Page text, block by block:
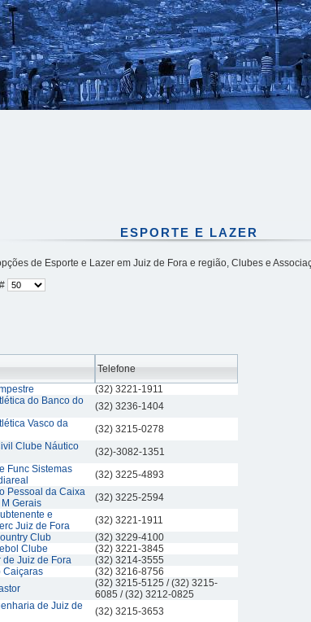
ESPORTE E LAZER
de Esporte e Lazer em Juiz de Fora e região, Clubes e
Telefone
(32) 3221-1911
do Banco do
(32) 3236-1404
Vasco da
(32) 3215-0278
Clube Náutico
(32)-3082-1351
Func Sistemas
(32) 3225-4893
Pessoal da Caixa
Gerais
(32) 3225-2594
e
Juiz de Fora
(32) 3221-1911
Club
(32) 3229-4100
Clube
(32) 3221-3845
Juiz de Fora
(32) 3214-3555
Caiçaras
(32) 3216-8756
(32) 3215-5125 / (32) 3215-
6085 / (32) 3212-0825
de Juiz de
(32) 3215-3653